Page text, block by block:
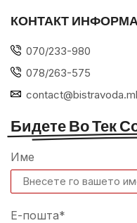
КОНТАКТ
070/233-980
078/263-575
Бидете Во Тек
Име
Е-пошта*